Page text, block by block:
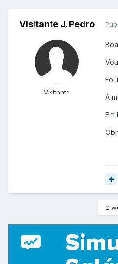
Visitante J. Pedro
Visitante
Foi
A
Em
2